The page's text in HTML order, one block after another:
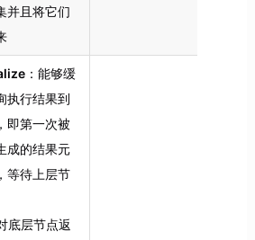
并且将它们
：能够缓
执行结果到
即第一次被
成的结果元
等待上层节
底层节点返